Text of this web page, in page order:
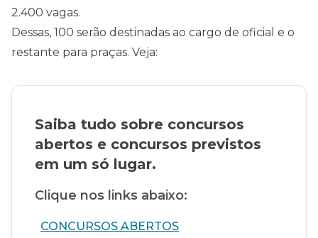
2.400 vagas.
Dessas, 100 serão destinadas ao cargo de oficial e o
restante para praças. Veja:
Saiba tudo sobre concursos
abertos e concursos previstos
em um só lugar.
Clique nos links abaixo:
CONCURSOS ABERTOS